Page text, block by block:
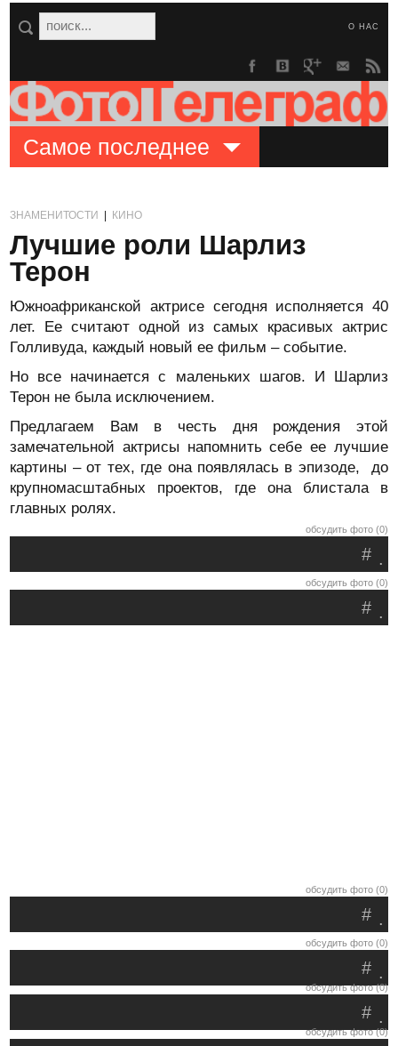
О НАС
Самое последнее
ЗНАМЕНИТОСТИ КИНО
Лучшие роли Шарлиз
Терон
Южноафриканской актрисе сегодня исполняется 40
лет. Ее считают одной из самых красивых актрис
Голливуда, каждый новый ее фильм – событие.
Но все начинается с маленьких шагов. И Шарлиз
Терон не была исключением.
Предлагаем Вам в честь дня рождения этой
замечательной актрисы напомнить себе ее лучшие
картины – от тех, где она появлялась в эпизоде, до
крупномасштабных проектов, где она блистала в
главных ролях.
обсудить фото (0)
.
#
обсудить фото (0)
.
#
обсудить фото (0)
.
#
обсудить фото (0)
.
#
обсудить фото (0)
.
#
обсудить фото (0)